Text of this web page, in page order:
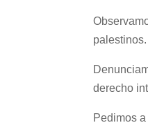
palestinos.
derecho
Pedimos